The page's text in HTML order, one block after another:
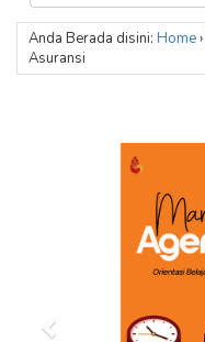
Anda Berada disini: Home›
Asuransi